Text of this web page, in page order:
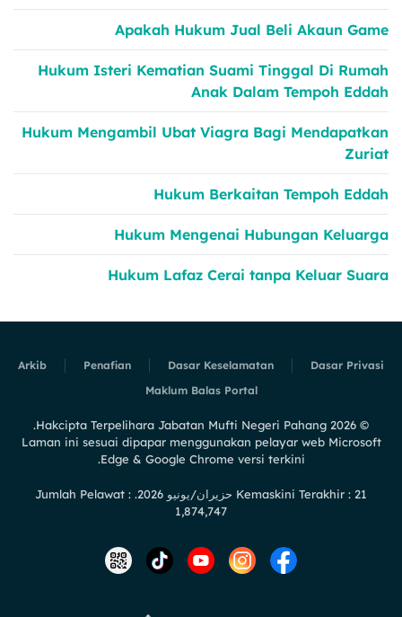
Apakah Hukum Jual Beli Akaun Game
Hukum Isteri Kematian Suami Tinggal Di Rumah
Anak Dalam Tempoh Eddah
Hukum Mengambil Ubat Viagra Bagi Mendapatkan
Zuriat
Hukum Berkaitan Tempoh Eddah
Hukum Mengenai Hubungan Keluarga
Hukum Lafaz Cerai tanpa Keluar Suara
Dasar Privasi
Dasar Keselamatan
Penafian
Arkib
Maklum Balas Portal
©
2026
Laman ini sesuai dipapar menggunakan pelayar web Microsoft
Edge & Google Chrome versi terkini.
Kemaskini Terakhir : 21 حزيران/يونيو 2026. Jumlah Pelawat :
1,874,747